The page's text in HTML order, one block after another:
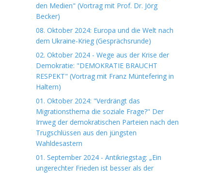
den Medien" (Vortrag mit Prof. Dr. Jörg
Becker)
08. Oktober 2024: Europa und die Welt nach
dem Ukraine-Krieg (Gesprächsrunde)
02. Oktober 2024 - Wege aus der Krise der
Demokratie: "DEMOKRATIE BRAUCHT
RESPEKT" (Vortrag mit Franz Müntefering in
Haltern)
01. Oktober 2024: "Verdrängt das
Migrationsthema die soziale Frage?" Der
Irrweg der demokratischen Parteien nach den
Trugschlüssen aus den jüngsten
Wahldesastern
01. September 2024 - Antikriegstag: „Ein
ungerechter Frieden ist besser als der